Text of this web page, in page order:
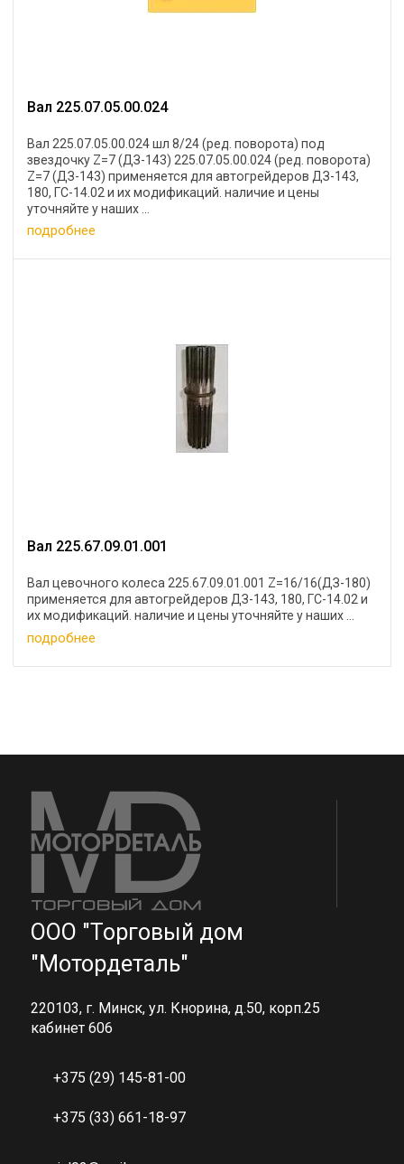
Вал 225.07.05.00.024
Вал 225.07.05.00.024 шл 8/24 (ред. поворота) под
звездочку Z=7 (ДЗ-143) 225.07.05.00.024 (ред. поворота)
Z=7 (ДЗ-143) применяется для автогрейдеров ДЗ-143,
180, ГС-14.02 и их модификаций. наличие и цены
уточняйте у наших ...
подробнее
Вал 225.67.09.01.001
Вал цевочного колеса 225.67.09.01.001 Z=16/16(ДЗ-180)
применяется для автогрейдеров ДЗ-143, 180, ГС-14.02 и
их модификаций. наличие и цены уточняйте у наших ...
подробнее
ООО "Торговый дом
"Мотордеталь"
220103, г. Минск, ул. Кнорина, д.50, корп.25
кабинет 606
+375 (29) 145-81-00
+375 (33) 661-18-97